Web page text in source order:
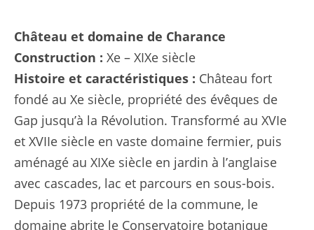
Château et domaine de Charance
Construction : Xe – XIXe siècle
Histoire et caractéristiques : Château fort
fondé au Xe siècle, propriété des évêques de
Gap jusqu’à la Révolution. Transformé au XVIe
et XVIIe siècle en vaste domaine fermier, puis
aménagé au XIXe siècle en jardin à l’anglaise
avec cascades, lac et parcours en sous-bois.
Depuis 1973 propriété de la commune, le
domaine abrite le Conservatoire botanique